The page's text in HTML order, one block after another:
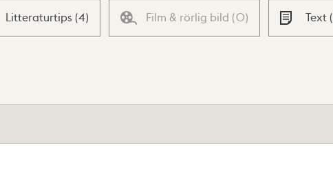
Litteraturtips (4) Film & rörlig bild (0) Text (